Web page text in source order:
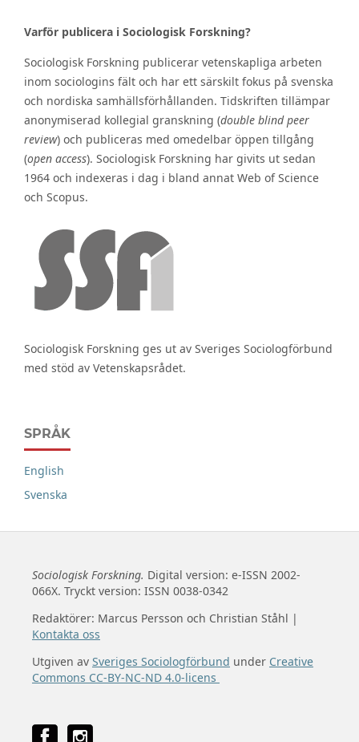
Varför publicera i Sociologisk Forskning?
Sociologisk Forskning publicerar vetenskapliga arbeten
inom sociologins fält och har ett särskilt fokus på svenska
och nordiska samhällsförhållanden. Tidskriften tillämpar
anonymiserad kollegial granskning (double blind peer
review) och publiceras med omedelbar öppen tillgång
(open access). Sociologisk Forskning har givits ut sedan
1964 och indexeras i dag i bland annat Web of Science
och Scopus.
Sociologisk Forskning ges ut av Sveriges Sociologförbund
med stöd av Vetenskapsrådet.
SPRÅK
English
Svenska
Sociologisk Forskning. Digital version: e-ISSN 2002-
066X. Tryckt version: ISSN 0038-0342
Redaktörer: Marcus Persson och Christian Ståhl |
Kontakta oss
Utgiven av Sveriges Sociologförbund under Creative
Commons CC-BY-NC-ND 4.0-licens